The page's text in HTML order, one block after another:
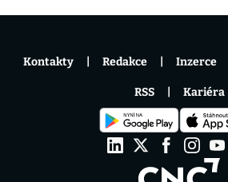
Kontakty Redakce Inzerce
RSS Kariéra